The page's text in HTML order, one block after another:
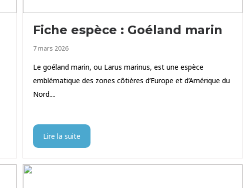
Fiche espèce : Goéland marin
7 mars 2026
Le goéland marin, ou Larus marinus, est une espèce
emblématique des zones côtières d’Europe et d’Amérique du
Nord....
Lire la suite